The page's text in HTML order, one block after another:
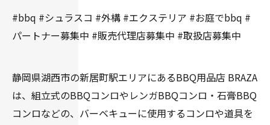
#bbq #シュラスコ #外構 #エクステリア #お庭でbbq #
パートナー募集中 #販売代理店募集中 #取扱店募集中
静岡県湖西市の新居町駅エリアにあるBBQ用品店 BRAZA
は、組立式のBBQコンロやレンガBBQコンロ・石膏BBQ
コンロなどの、バーベキューに使用するコンロや道具を